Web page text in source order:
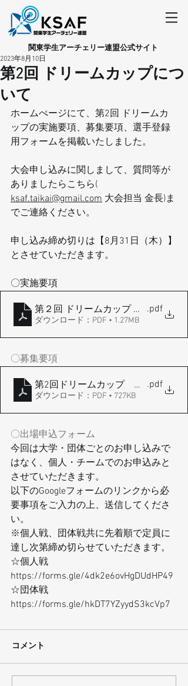
​関東学生アーチェリー連盟公式サイト
第2回 ドリームカップにつ
いて
2023年8月10日
ホームぺージにて、第2回 ドリームカ
ップの実施要項、募集要項、選手登録
用フォームを掲載いたしました。
大会申し込みに関しまして、質問等が
ありましたらこちら(
ksaf.taikai@gmail.com 大会担当 金長)ま
でご連絡ください。
申し込み締め切りは【8月31日（木）】
とさせていただきます。
〇実施要項
第２回 ドリームカップ 大会要項
.pdf
ダウンロード：PDF • 1.27MB
〇募集要項
第2回ドリームカップ 募集要項 (2)
.pdf
ダウンロード：PDF • 727KB
〇出場申込フォーム
今回は大学・団体ごとのお申し込みで
はなく、個人・チームでのお申込みと
させていただきます。
以下のGoogleフォームのリンクから必
要事項をご入力の上、送信してくださ
い。
※個人戦、団体戦共に先着順で定員に
達し次第締め切らせていただきます。
☆個人戦
https://forms.gle/4dk2e6ovHgDUdHP49
☆団体戦
https://forms.gle/hkDT7YZyydS3kcVp7
コメント